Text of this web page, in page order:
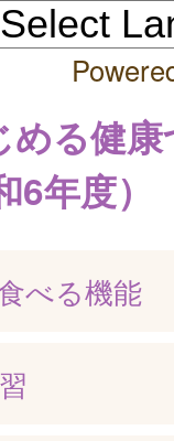
める健
6年度）
べる機能